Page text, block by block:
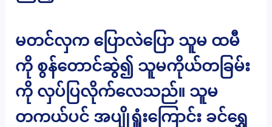
မတင်လှက ပြောလဲပြော သူမ ထမီ
ကို စွန်တောင်ဆွဲ၍ သူမကိုယ်တခြမ်း
ကို လှပ်ပြလိုက်လေသည်။ သူမ
တကယ်ပင် အပျိုရှူံးကြောင်း ခင်ရွှေ